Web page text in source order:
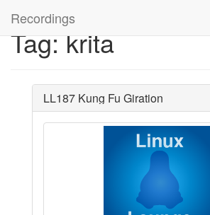
Recordings
Tag: krita
LL187 Kung Fu Giration